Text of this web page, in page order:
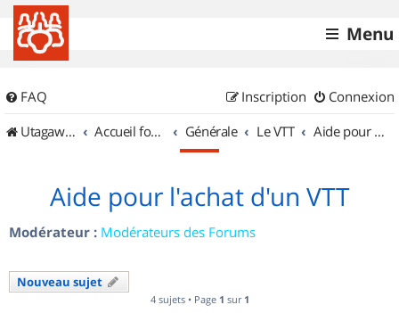
Menu
FAQ Connexion
Inscription
UtagawaVTT (Randos VTT et VTTAE avec traces GPS)
Accueil forum Générale Le VTT Aide pour l'achat d'un VTT
Aide pour l'achat d'un VTT
Modérateur : Modérateurs des Forums
Nouveau sujet
4 sujets • Page 1 sur 1